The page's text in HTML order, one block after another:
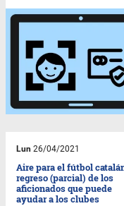
Lun 26/04/2021
Aire para el fútbol
regreso (parcial) de los
aficionados que puede
ayudar a los clubes